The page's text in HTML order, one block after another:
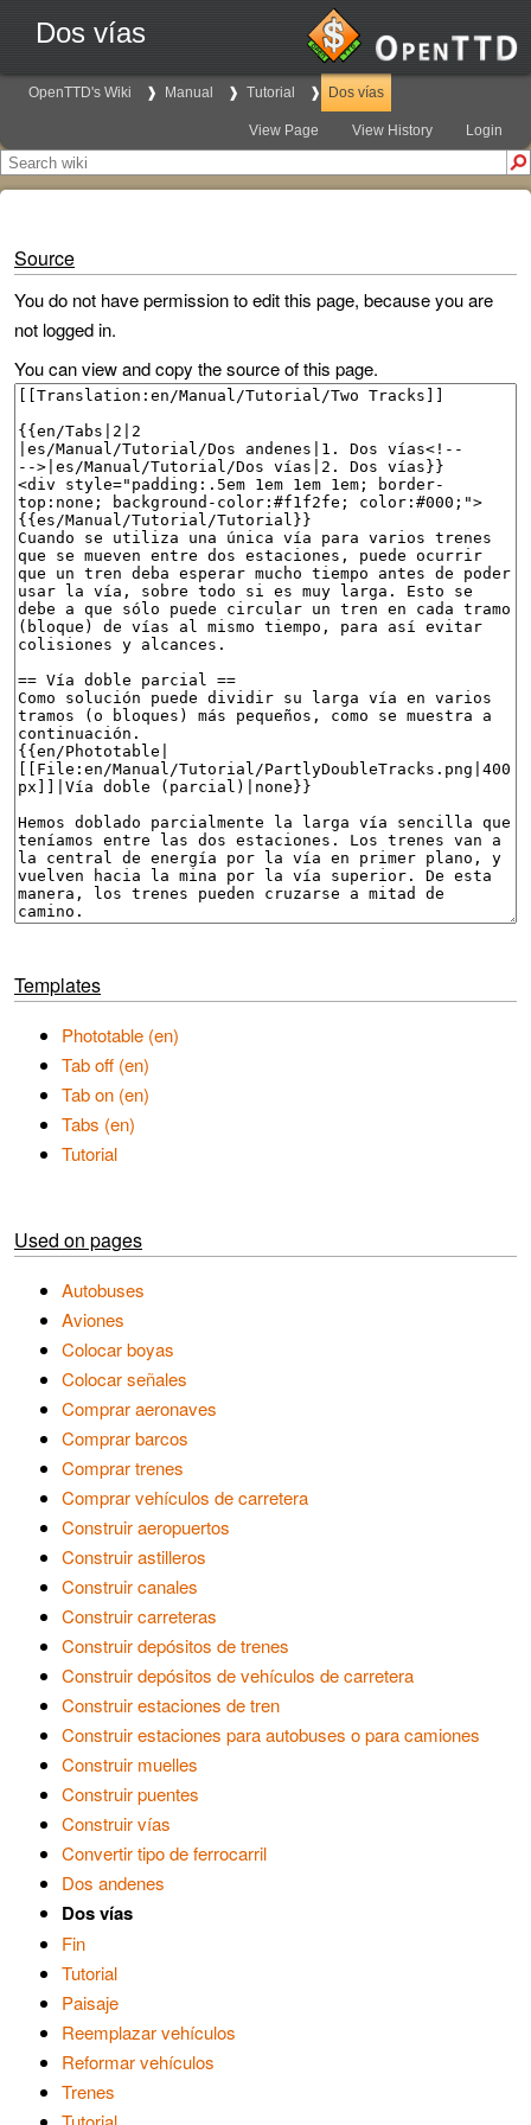
Dos vías
OpenTTD's Wiki Manual Tutorial Dos vías
View Page View History Login
Source
You do not have permission to edit this page, because you are
not logged in.
You can view and copy the source of this page.
Templates
Phototable (en)
Tab off (en)
Tab on (en)
Tabs (en)
Tutorial
Used on pages
Autobuses
Aviones
Colocar boyas
Colocar señales
Comprar aeronaves
Comprar barcos
Comprar trenes
Comprar vehículos de carretera
Construir aeropuertos
Construir astilleros
Construir canales
Construir carreteras
Construir depósitos de trenes
Construir depósitos de vehículos de carretera
Construir estaciones de tren
Construir estaciones para autobuses o para camiones
Construir muelles
Construir puentes
Construir vías
Convertir tipo de ferrocarril
Dos andenes
Dos vías
Fin
Tutorial
Paisaje
Reemplazar vehículos
Reformar vehículos
Trenes